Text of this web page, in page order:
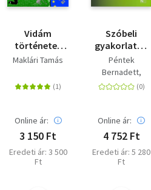
Vidám
történetek
németül 1.
Maklári Tamás
Online ár:
3 150 Ft
Eredeti ár: 3 500
Ft
Szóbeli
gyakorlatok
az új német
emelt szintű
érettségire és
nemzetközi
Péntek
Bernadett
Gárvány Hajnalka
Online ár:
4 752 Ft
Eredeti ár: 5 280
Ft